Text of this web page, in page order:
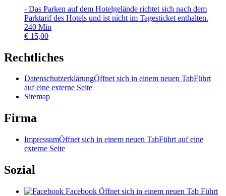
- Das Parken auf dem Hotelgelände richtet sich nach dem
Parktarif des Hotels und ist nicht im Tagesticket enthalten.
240 Min
€ 15,00
Rechtliches
DatenschutzerklärungÖffnet sich in einem neuen TabFührt
auf eine externe Seite
Sitemap
Firma
ImpressumÖffnet sich in einem neuen TabFührt auf eine
externe Seite
Sozial
Facebook Öffnet sich in einem neuen Tab Führt